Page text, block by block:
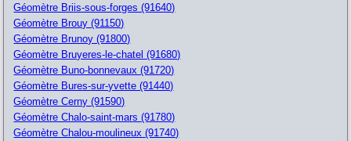
Géomètre Briis-sous-forges (91640)
Géomètre Brouy (91150)
Géomètre Brunoy (91800)
Géomètre Bruyeres-le-chatel (91680)
Géomètre Buno-bonnevaux (91720)
Géomètre Bures-sur-yvette (91440)
Géomètre Cerny (91590)
Géomètre Chalo-saint-mars (91780)
Géomètre Chalou-moulineux (91740)